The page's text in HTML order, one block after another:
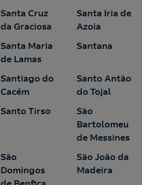
Santa Cruz
da Graciosa
Santa Iria de
Azoia
Santa Maria
de Lamas
Santana
Santiago do
Cacém
Santo Antão
do Tojal
Santo Tirso
São
Bartolomeu
de Messines
São
Domingos
São João da
Madeira